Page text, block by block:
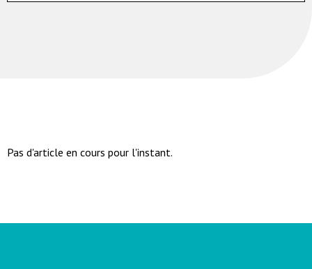
Pas d'article en cours pour l'instant.